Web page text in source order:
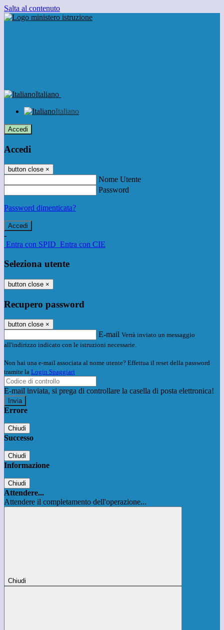
Salta al contenuto
Italiano
Italiano
Accedi
Accedi
button close ×
Nome Utente
Password
Password dimenticata?
-
Entra con SPID Entra con CIE
Seleziona utente
button close ×
Recupero password
button close ×
E-mail Verrà inviato un messaggio
all'indirizzo indicato con le istruzioni necessarie.
Non hai una e-mail associata al nome utente? Effettua il reset della password
tramite la Login Spaggiari
E-mail inviata, si prega di controllare la casella di posta elettronica!
Errore
Chiudi
Successo
Chiudi
Informazione
Chiudi
Attendere...
Attendere il completamento dell'operazione...
Chiudi